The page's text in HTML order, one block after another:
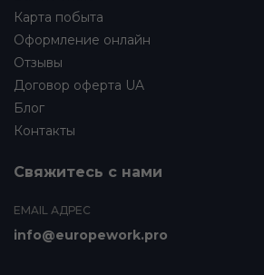
Карта побыта
Оформление онлайн
Отзывы
Договор оферта UA
Блог
Контакты
Свяжитесь с нами
EMAIL АДРЕС
info@europework.pro